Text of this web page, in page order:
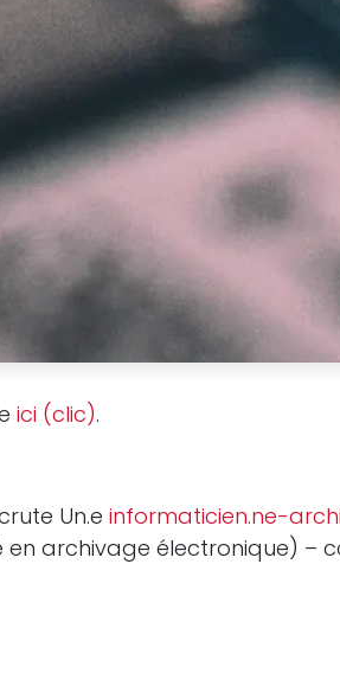
ici (clic).
Un.e informaticien.ne-
en archivage électronique) –